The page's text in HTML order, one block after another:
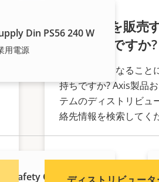
Din PS56 240 W
用電源
Safety Cabinet 120
Axis製品を販売
をご希望ですか?
販売代理店になること
持ちですか? Axis製品
テムのディストリビュ
絡先情報を検索してく